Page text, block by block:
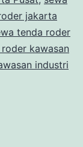
jakarta
tenda roder
kawasan
industri